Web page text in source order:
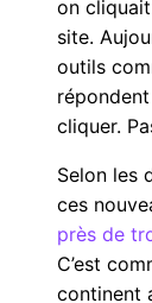
on
site.
outils
cliquer.
Selon les
ces
près de
C’est
continent